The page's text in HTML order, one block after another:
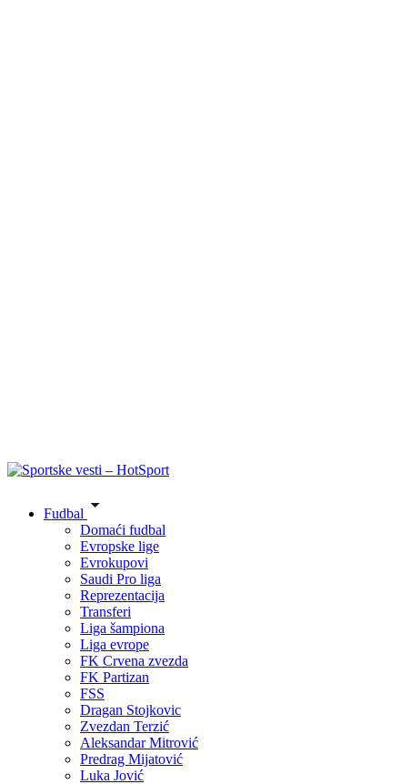
Fudbal
Domaći fudbal
Evropske lige
Evrokupovi
Saudi Pro liga
Reprezentacija
Transferi
Liga šampiona
Liga evrope
FK Crvena zvezda
FK Partizan
FSS
Dragan Stojkovic
Zvezdan Terzić
Aleksandar Mitrović
Predrag Mijatović
Luka Jović